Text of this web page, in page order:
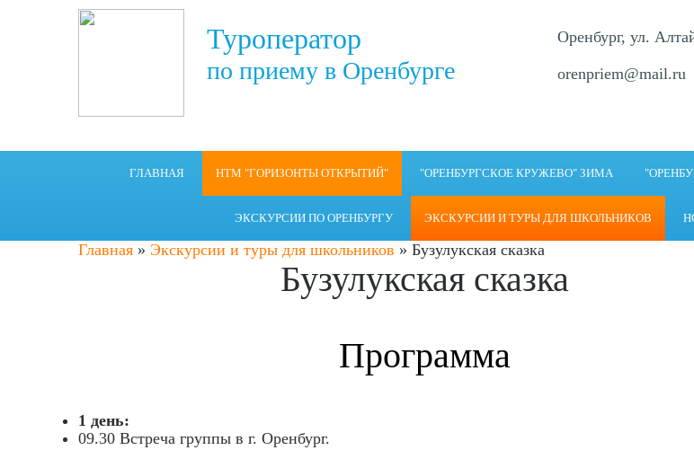
Туроператор
по приему в Оренбурге
Оренбург, ул.
orenpriem@mail.ru
ГЛАВНАЯ НТМ "ГОРИЗОНТЫ ОТКРЫТИЙ" "ОРЕНБУРГСКОЕ КРУЖЕВО" ЗИМА
ЭКСКУРСИИ ПО ОРЕНБУРГУ ЭКСКУРСИИ И ТУРЫ ДЛЯ ШКОЛЬНИКОВ
Главная » Экскурсии и туры для школьников » Бузулукская сказка
Бузулукская сказка
Программа
1 день:
09.30 Встреча группы в г. Оренбург.